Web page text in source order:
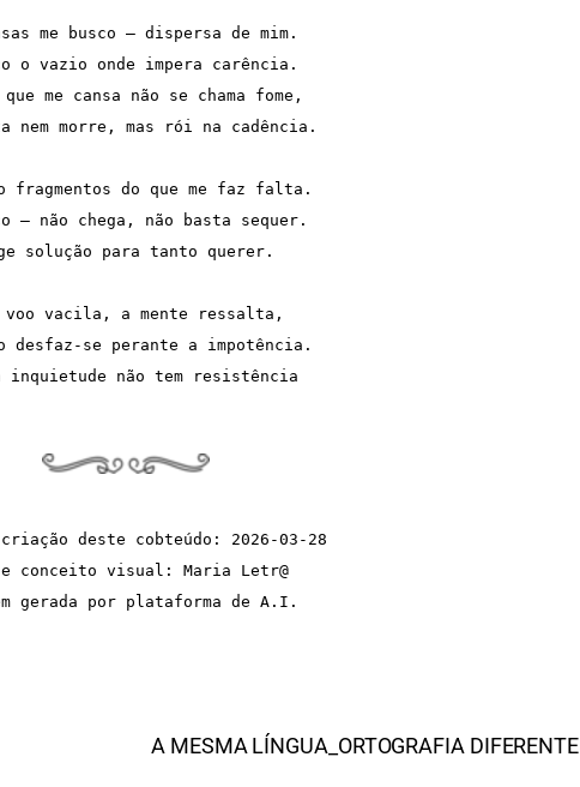
me busco — dispersa de mim.
o vazio onde impera carência.
que me cansa não se chama fome,
nem morre, mas rói na cadência.
fragmentos do que me faz falta.
— não chega, não basta sequer.
solução para tanto querer.
voo vacila, a mente ressalta,
desfaz-se perante a impotência.
inquietude não tem resistência
deste cobteúdo: 2026-03-28
e conceito visual: Maria Letr@
gerada por plataforma de A.I.
A MESMA LÍNGUA_ORTOGRAFIA DIFERENTE